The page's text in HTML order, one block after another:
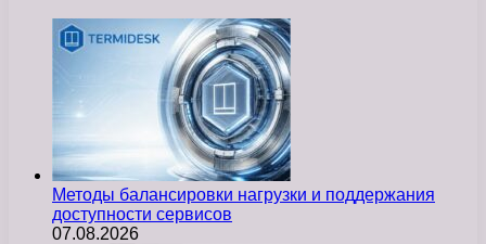
Методы балансировки нагрузки и поддержания
доступности сервисов
07.08.2026